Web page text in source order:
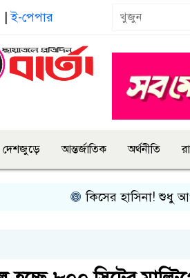
|ই-পেপার
দেশজুড়ে আন্তর্জাতিক অর্থনীতি
কিসের হাসিনা! শুধু আওয়াজ-